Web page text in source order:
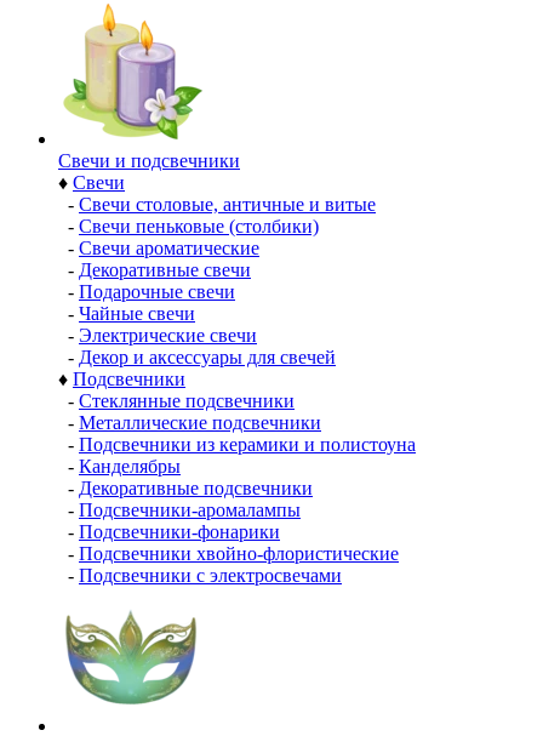
Свечи и подсвечники
♦ Свечи
- Свечи столовые, античные и витые
- Свечи пеньковые (столбики)
- Свечи ароматические
- Декоративные свечи
- Подарочные свечи
- Чайные свечи
- Электрические свечи
- Декор и аксессуары для свечей
♦ Подсвечники
- Стеклянные подсвечники
- Металлические подсвечники
- Подсвечники из керамики и полистоуна
- Канделябры
- Декоративные подсвечники
- Подсвечники-аромалампы
- Подсвечники-фонарики
- Подсвечники хвойно-флористические
- Подсвечники с электросвечами